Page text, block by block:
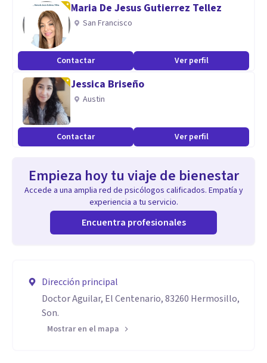
Maria De Jesus Gutierrez Tellez
San Francisco
Contactar Ver perfil
Jessica Briseño
Austin
Contactar Ver perfil
Empieza hoy tu viaje de bienestar
Accede a una amplia red de psicólogos calificados. Empatía y
experiencia a tu servicio.
Encuentra profesionales
Dirección principal
Doctor Aguilar, El Centenario, 83260 Hermosillo,
Son.
Mostrar en el mapa